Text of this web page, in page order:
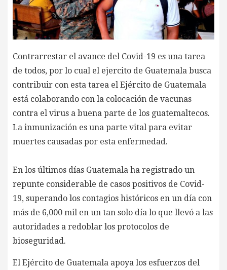
Contrarrestar el avance del Covid-19 es una tarea
de todos, por lo cual el ejercito de Guatemala busca
contribuir con esta tarea el Ejército de Guatemala
está colaborando con la colocación de vacunas
contra el virus a buena parte de los guatemaltecos.
La inmunización es una parte vital para evitar
muertes causadas por esta enfermedad.
En los últimos días Guatemala ha registrado un
repunte considerable de casos positivos de Covid-
19, superando los contagios históricos en un día con
más de 6,000 mil en un tan solo día lo que llevó a las
autoridades a redoblar los protocolos de
bioseguridad.
El Ejército de Guatemala apoya los esfuerzos del